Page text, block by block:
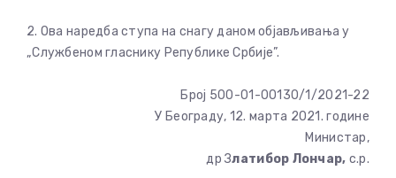
2. Ова наредба ступа на снагу даном објављивања у
„Службеном гласнику Републике Србије”.
Број 500-01-00130/1/2021-22
У Београду, 12. марта 2021. године
Министар,
дрЗлатибор Лончар, с.р.